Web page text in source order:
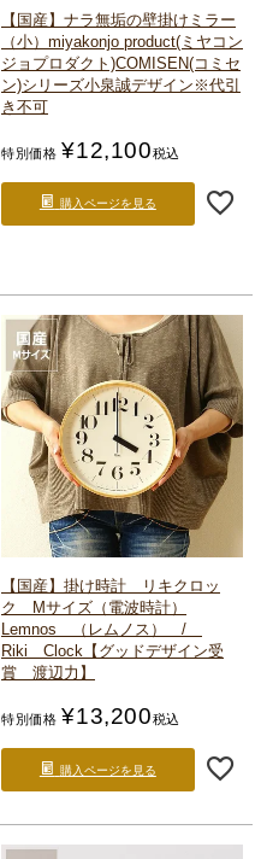
【国産】ナラ無垢の壁掛けミラー
（小） miyakonjo product(ミヤコン
ジョプロダクト)COMISEN(コミセ
ン)シリーズ小泉誠デザイン ※代引
き不可
特別価格 ¥12,100税込
購入ページを見る
【国産】掛け時計 リキクロッ
ク Mサイズ（電波時計）
Lemnos （レムノス） /
Riki Clock 【グッドデザイン受
賞 渡辺力】
特別価格 ¥13,200税込
購入ページを見る